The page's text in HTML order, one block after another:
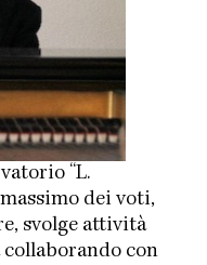
“L.
dei voti,
svolge attività
con